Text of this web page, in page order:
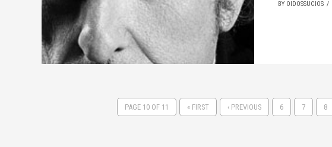
BY OIDOSSUCIOS
PAGE 10 OF 11 « FIRST ‹ PREVIOUS 6 7 8